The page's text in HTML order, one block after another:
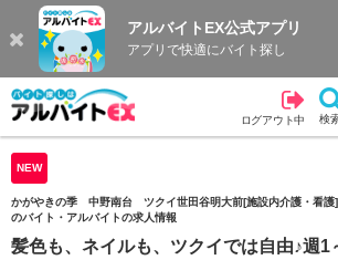
アルバイトEX公式アプリ
アプリで快適にバイト探し
ログアウト中 検
検索
NEW
かがやきの季 中野南台 ツクイ世田谷明大前[施設内介護・看護
のバイト・アルバイトの求人情報
髪色も、ネイルも、ツクイでは自由♪週1